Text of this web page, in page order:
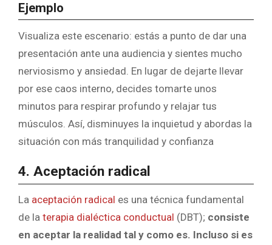
Ejemplo
Visualiza este escenario: estás a punto de dar una
presentación ante una audiencia y sientes mucho
nerviosismo y ansiedad. En lugar de dejarte llevar
por ese caos interno, decides tomarte unos
minutos para respirar profundo y relajar tus
músculos . Así, disminuyes la inquietud y abordas la
situación con más tranquilidad y confianza
4. Aceptación radical
La aceptación radical es una técnica fundamental
de la terapia dialéctica conductual (DBT); consiste
en aceptar la realidad tal y como es. Incluso si es